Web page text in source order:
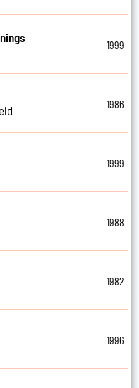
1999
1986
1999
1988
1982
1996